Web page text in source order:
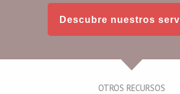
Descubre nuestros
OTROS RECURSOS